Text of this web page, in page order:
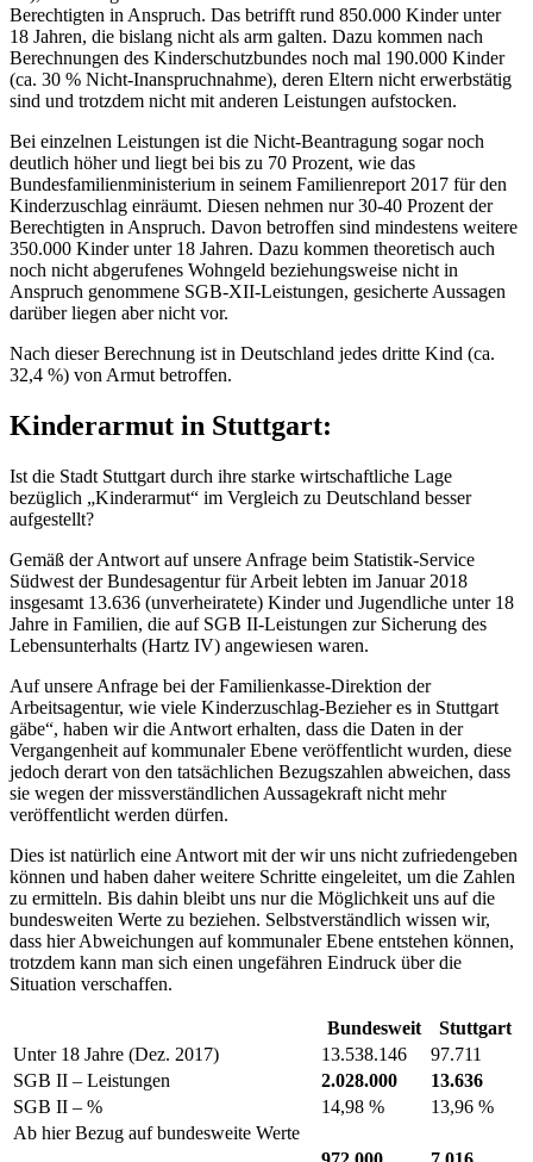
Berechtigten in Anspruch. Das betrifft rund 850.000 Kinder unter
18 Jahren, die bislang nicht als arm galten. Dazu kommen nach
Berechnungen des Kinderschutzbundes noch mal 190.000 Kinder
(ca. 30 % Nicht-Inanspruchnahme), deren Eltern nicht erwerbstätig
sind und trotzdem nicht mit anderen Leistungen aufstocken.
Bei einzelnen Leistungen ist die Nicht-Beantragung sogar noch
deutlich höher und liegt bei bis zu 70 Prozent, wie das
Bundesfamilienministerium in seinem Familienreport 2017 für den
Kinderzuschlag einräumt. Diesen nehmen nur 30-40 Prozent der
Berechtigten in Anspruch. Davon betroffen sind mindestens weitere
350.000 Kinder unter 18 Jahren. Dazu kommen theoretisch auch
noch nicht abgerufenes Wohngeld beziehungsweise nicht in
Anspruch genommene SGB-XII-Leistungen, gesicherte Aussagen
darüber liegen aber nicht vor.
Nach dieser Berechnung ist in Deutschland jedes dritte Kind (ca.
32,4 %) von Armut betroffen.
Kinderarmut in Stuttgart:
Ist die Stadt Stuttgart durch ihre starke wirtschaftliche Lage
bezüglich „Kinderarmut“ im Vergleich zu Deutschland besser
aufgestellt?
Gemäß der Antwort auf unsere Anfrage beim Statistik-Service
Südwest der Bundesagentur für Arbeit lebten im Januar 2018
insgesamt 13.636 (unverheiratete) Kinder und Jugendliche unter 18
Jahre in Familien, die auf SGB II-Leistungen zur Sicherung des
Lebensunterhalts (Hartz IV) angewiesen waren.
Auf unsere Anfrage bei der Familienkasse-Direktion der
Arbeitsagentur, wie viele Kinderzuschlag-Bezieher es in Stuttgart
gäbe“, haben wir die Antwort erhalten, dass die Daten in der
Vergangenheit auf kommunaler Ebene veröffentlicht wurden, diese
jedoch derart von den tatsächlichen Bezugszahlen abweichen, dass
sie wegen der missverständlichen Aussagekraft nicht mehr
veröffentlicht werden dürfen.
Dies ist natürlich eine Antwort mit der wir uns nicht zufriedengeben
können und haben daher weitere Schritte eingeleitet, um die Zahlen
zu ermitteln. Bis dahin bleibt uns nur die Möglichkeit uns auf die
bundesweiten Werte zu beziehen. Selbstverständlich wissen wir,
dass hier Abweichungen auf kommunaler Ebene entstehen können,
trotzdem kann man sich einen ungefähren Eindruck über die
Situation verschaffen.
Bundesweit
Stuttgart
Unter 18 Jahre (Dez. 2017)
13.538.146
97.711
SGB II – Leistungen
2.028.000
13.636
SGB II – %
14,98 %
13,96 %
Ab hier Bezug auf bundesweite Werte